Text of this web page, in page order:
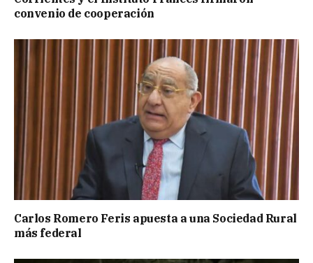
convenio de cooperación
Carlos Romero Feris apuesta a una Sociedad Rural
más federal